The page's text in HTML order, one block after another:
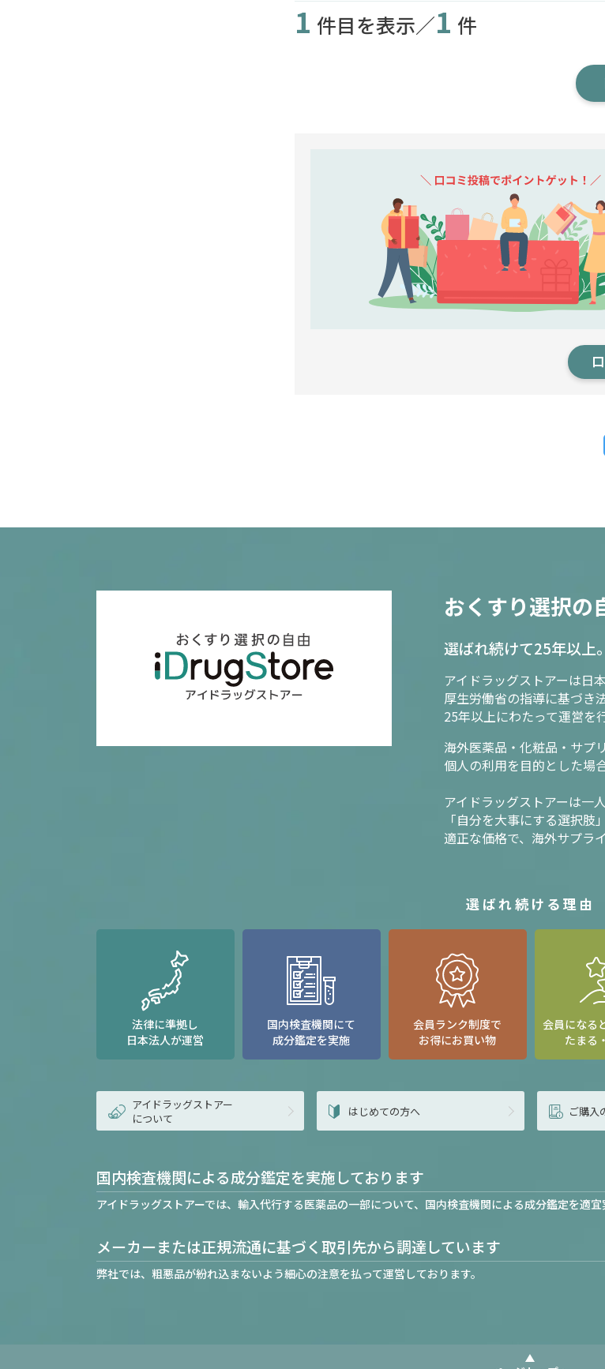
1 件目を表示／1 件
おくすり選択の
選ばれ続けて25年以上。
アイドラッグストアーは日
厚生労働省の指導に基づき
25年以上にわたって運営を
海外医薬品・化粧品・サプ
個人の利用を目的とした場
アイドラッグストアーは一
「自分を大事にする選択肢
適正な価格で、海外サプラ
選ばれ続ける理由
法律に準拠し
日本法人が運営
国内検査機関にて
成分鑑定を実施
会員ランク制度で
お得にお買い物
会員になる
たまる
アイドラッグストアー
について
はじめての方へ ご購入
国内検査機関による成分鑑定を実施しております
アイドラッグストアーでは、輸入代行する医薬品の一部について、国内検査機関による成分鑑定を適宜
メーカーまたは正規流通に基づく取引先から調達しています
弊社では、粗悪品が紛れ込まないよう細心の注意を払って運営しております。